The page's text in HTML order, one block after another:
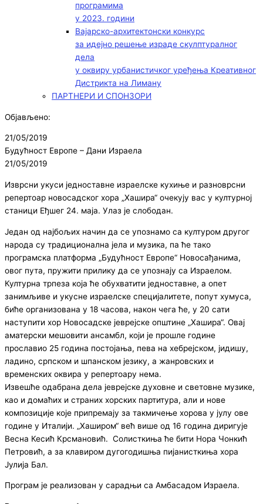
програмима
у 2023. години
Вајарско-архитектонски конкурс
за идејно решење израде скулптуралног
дела
у оквиру урбанистичког уређења Креативног
Дистрикта на Лиману
ПАРТНЕРИ И СПОНЗОРИ
Објављено:
21/05/2019
Будућност Европе – Дани Израела
21/05/2019
Изврсни укуси једноставне израелске кухиње и разноврсни
репертоар новосадског хора „Хашира“ очекују вас у културној
станици Еђшег 24. маја. Улаз је слободан.
Један од најбољих начин да се упознамо са културом другог
народа су традиционална јела и музика, па ће тако
програмска платформа „Будућност Европе“ Новосађанима,
овог пута, пружити прилику да се упознају са Израелом.
Културна трпеза која ће обухватити једноставне, а опет
занимљиве и укусне израелске специјалитете, попут хумуса,
биће организована у 18 часова, након чега ће, у 20 сати
наступити хор Новосадске јеврејске општине „Хашира“. Овај
аматерски мешовити ансамбл, који је прошле године
прославио 25 година постојања, пева на хебрејском, јидишу,
ладино, српском и шпанском језику, а жанровских и
временских оквира у репертоару нема.
Извешће одабрана дела јеврејске духовне и световне музике,
као и домаћих и страних хорских партитура, али и нове
композиције које припремају за такмичење хорова у јулу ове
године у Италији. „Хаширом“ већ више од 16 година диригује
Весна Кесић Крсмановић. Солисткиња ће бити Нора Чонкић
Петровић, а за клавиром дугогодишња пијанисткиња хора
Јулија Бал.
Програм је реализован у сарадњи са Амбасадом Израела.